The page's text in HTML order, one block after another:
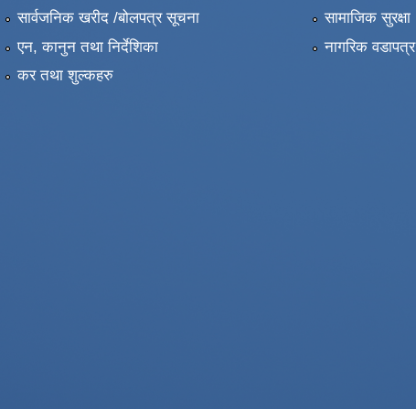
सार्वजनिक खरीद /बोलपत्र सूचना
एन, कानुन तथा निर्देशिका
कर तथा शुल्कहरु
सामाजिक सुरक्षा
नागरिक वडापत्र